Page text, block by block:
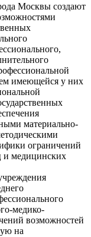
Москвы создают
имеющейся у них
материально-
ограничений
и медицинских
медико-
возможностей
на